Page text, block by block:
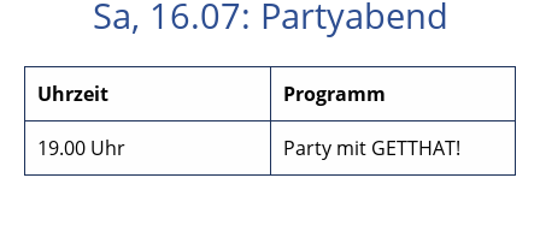
Sa, 16.07: Partyabend
Uhrzeit Programm
19.00 Uhr Party mit GETTHAT!